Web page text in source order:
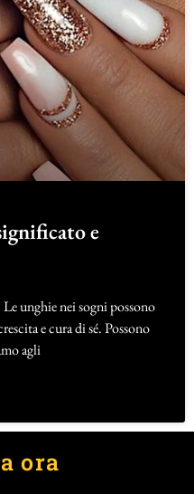
e
unghie nei sogni possono
e cura di sé. Possono
agli
ora